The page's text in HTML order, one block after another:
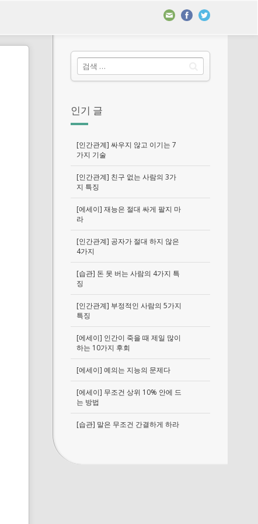
인기 글
[인간관계] 싸우지 않고 이기는 7
가지 기술
[인간관계] 친구 없는 사람의 3가
지 특징
[에세이] 재능은 절대 싸게 팔지 마
라
[인간관계] 공자가 절대 하지 않은
4가지
[습관] 돈 못 버는 사람의 4가지 특
징
[인간관계] 부정적인 사람의 5가지
특징
[에세이] 인간이 죽을 때 제일 많이
하는 10가지 후회
[에세이] 예의는 지능의 문제다
[에세이] 무조건 상위 10% 안에 드
는 방법
[습관] 말은 무조건 간결하게 하라